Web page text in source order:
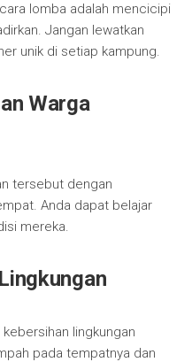
lomba adalah mencicipi
Jangan lewatkan
unik di setiap kampung.
Warga
tersebut dengan
Anda dapat belajar
mereka.
lingkungan
pada tempatnya dan